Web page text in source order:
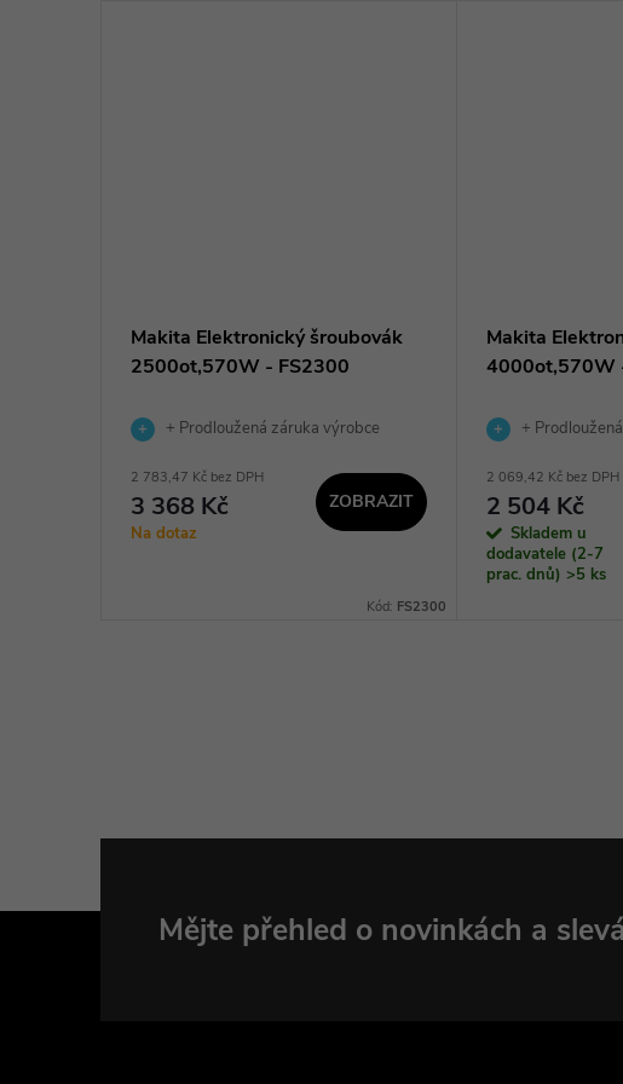
Makita Elektronický šroubovák
2500ot,570W - FS2300
+ Prodloužená záruka výrobce
2 783,47 Kč bez DPH
3 368 Kč
Na dotaz
ZOBRAZIT
Kód: FS2300
Makita
4000ot,570W
+
2 069,42 Kč bez DPH
2 504 Kč
Skladem u
dodavatele (2-7
prac. dnů) >5 ks
Mějte přehled o novinkách a